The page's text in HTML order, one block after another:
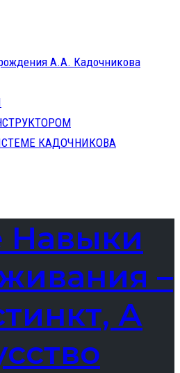
А.А. Кадочникова
КАДОЧНИКОВА
Навыки
–
А